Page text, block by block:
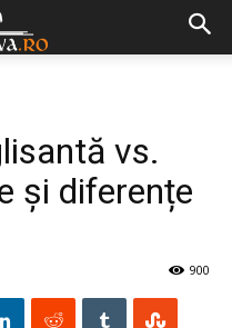
vs.
și diferențe
900